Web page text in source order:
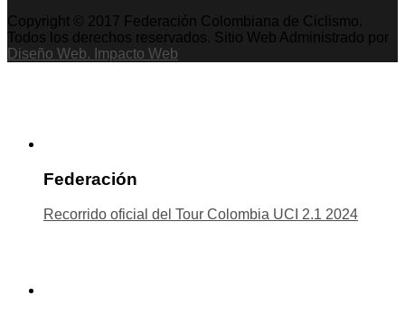
Copyright © 2017 Federación Colombiana de Ciclismo.
Todos los derechos reservados. Sitio Web Administrado por
Diseño Web. Impacto Web
Federación
Recorrido oficial del Tour Colombia UCI 2.1 2024